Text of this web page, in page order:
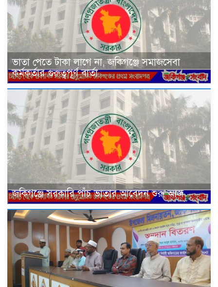
ভাতা পেতে টাকা লাগে না, জকিগঞ্জে সমাজসেবা
কর্মকর্তার গুরুত্বপূর্ণ বার্তা
জকিগঞ্জে সরকারি পাঁচ ভাতার আবেদন শুরু আজ